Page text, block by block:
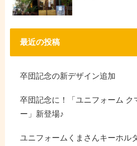
最近の投稿
卒団記念の新デザイン追加
卒団記念に！「ユニフォーム ク
ー」新登場♪
ユニフォームくまさんキーホル